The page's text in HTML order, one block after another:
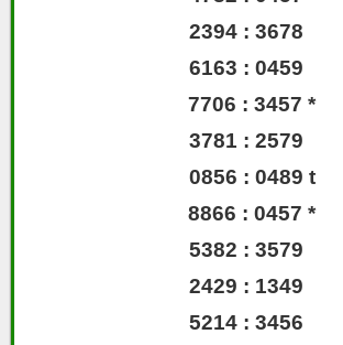
2394 : 3678
6163 : 0459
7706 : 3457 *
3781 : 2579
0856 : 0489 t
8866 : 0457 *
5382 : 3579
2429 : 1349
5214 : 3456